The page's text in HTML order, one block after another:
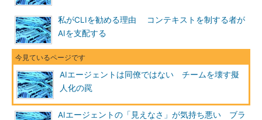
私がCLIを勧める理由 コンテキストを制する者が
AIを支配する
AIエージェントは同僚ではない チームを壊す擬
人化の罠
AIエージェントの「見えなさ」が気持ち悪い ブラ